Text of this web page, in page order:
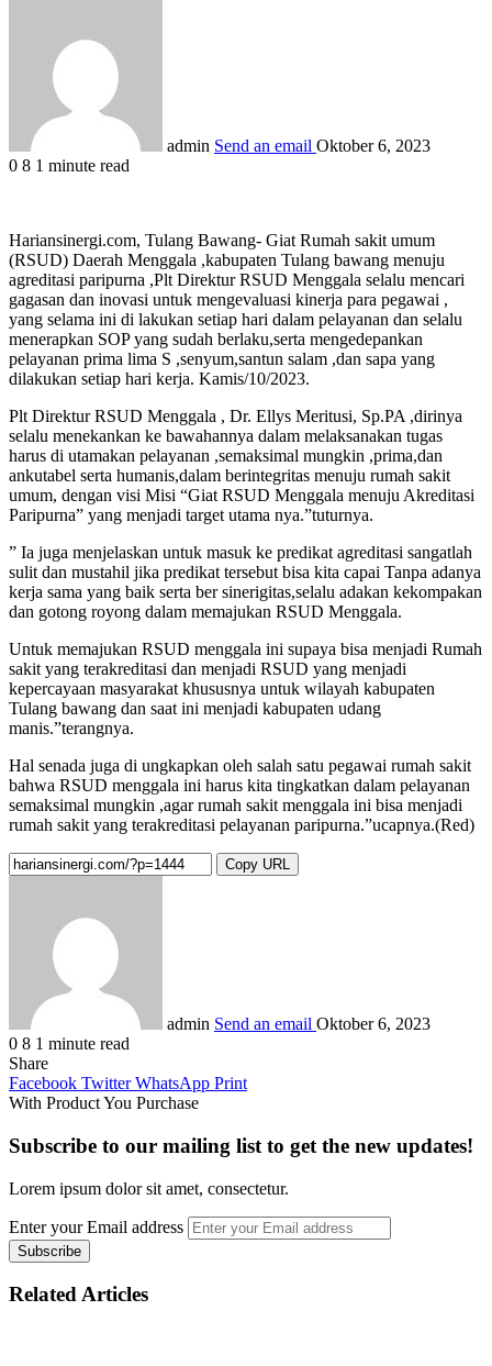
admin Send an email Oktober 6, 2023
0 8 1 minute read
Hariansinergi.com, Tulang Bawang- Giat Rumah sakit umum
(RSUD) Daerah Menggala ,kabupaten Tulang bawang menuju
agreditasi paripurna ,Plt Direktur RSUD Menggala selalu mencari
gagasan dan inovasi untuk mengevaluasi kinerja para pegawai ,
yang selama ini di lakukan setiap hari dalam pelayanan dan selalu
menerapkan SOP yang sudah berlaku,serta mengedepankan
pelayanan prima lima S ,senyum,santun salam ,dan sapa yang
dilakukan setiap hari kerja. Kamis/10/2023.
Plt Direktur RSUD Menggala , Dr. Ellys Meritusi, Sp.PA ,dirinya
selalu menekankan ke bawahannya dalam melaksanakan tugas
harus di utamakan pelayanan ,semaksimal mungkin ,prima,dan
ankutabel serta humanis,dalam berintegritas menuju rumah sakit
umum, dengan visi Misi “Giat RSUD Menggala menuju Akreditasi
Paripurna” yang menjadi target utama nya.”tuturnya.
” Ia juga menjelaskan untuk masuk ke predikat agreditasi sangatlah
sulit dan mustahil jika predikat tersebut bisa kita capai Tanpa adanya
kerja sama yang baik serta ber sinerigitas,selalu adakan kekompakan
dan gotong royong dalam memajukan RSUD Menggala.
Untuk memajukan RSUD menggala ini supaya bisa menjadi Rumah
sakit yang terakreditasi dan menjadi RSUD yang menjadi
kepercayaan masyarakat khususnya untuk wilayah kabupaten
Tulang bawang dan saat ini menjadi kabupaten udang
manis.”terangnya.
Hal senada juga di ungkapkan oleh salah satu pegawai rumah sakit
bahwa RSUD menggala ini harus kita tingkatkan dalam pelayanan
semaksimal mungkin ,agar rumah sakit menggala ini bisa menjadi
rumah sakit yang terakreditasi pelayanan paripurna.”ucapnya.(Red)
Copy URL
admin Send an email Oktober 6, 2023
0 8 1 minute read
Share
Facebook Twitter WhatsApp Print
With Product You Purchase
Subscribe to our mailing list to get the new updates!
Lorem ipsum dolor sit amet, consectetur.
Enter your Email address
Related Articles